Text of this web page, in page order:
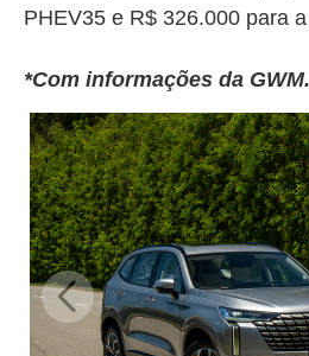
PHEV35 e R$ 326.000 para a
*Com informações da GWM.